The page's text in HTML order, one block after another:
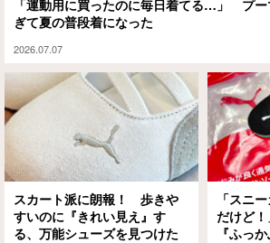
「運動用に買ったのに毎日着てる…」 プ
ぎて夏の普段着になった
2026.07.07
スカート派に朗報！ 歩きや
すいのに『きれい見え』す
る、万能シューズを見つけた
「スニ
だけど
『ふっ